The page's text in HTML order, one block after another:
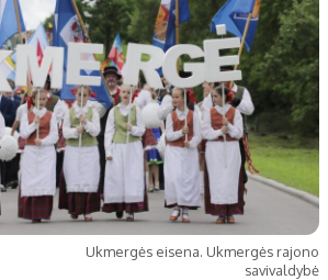
Ukmergės eisena. Ukmergės rajono
savivaldybė